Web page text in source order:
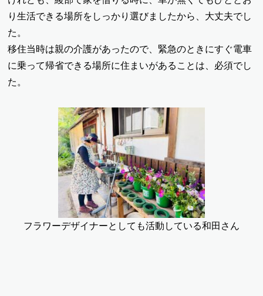
り生活できる場所をしっかり選びましたから、大丈夫でし
た。
移住当時は親の介護があったので、緊急のときにすぐ電車
に乗って帰省できる場所に住まいがあることは、必須でし
た。
フラワーデザイナーとしても活動している和田さん